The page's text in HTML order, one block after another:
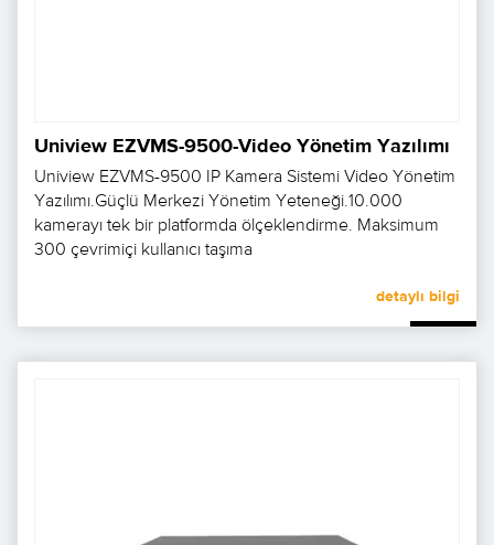
Uniview EZVMS-9500-Video Yönetim Yazılımı
Uniview EZVMS-9500 IP Kamera Sistemi Video Yönetim
Yazılımı.Güçlü Merkezi Yönetim Yeteneği.10.000
kamerayı tek bir platformda ölçeklendirme. Maksimum
300 çevrimiçi kullanıcı taşıma
detaylı bilgi